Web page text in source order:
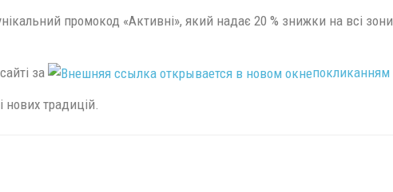
промокод «Активні», який надає 20 % знижки на всі зони
за
покликанням
традицій.